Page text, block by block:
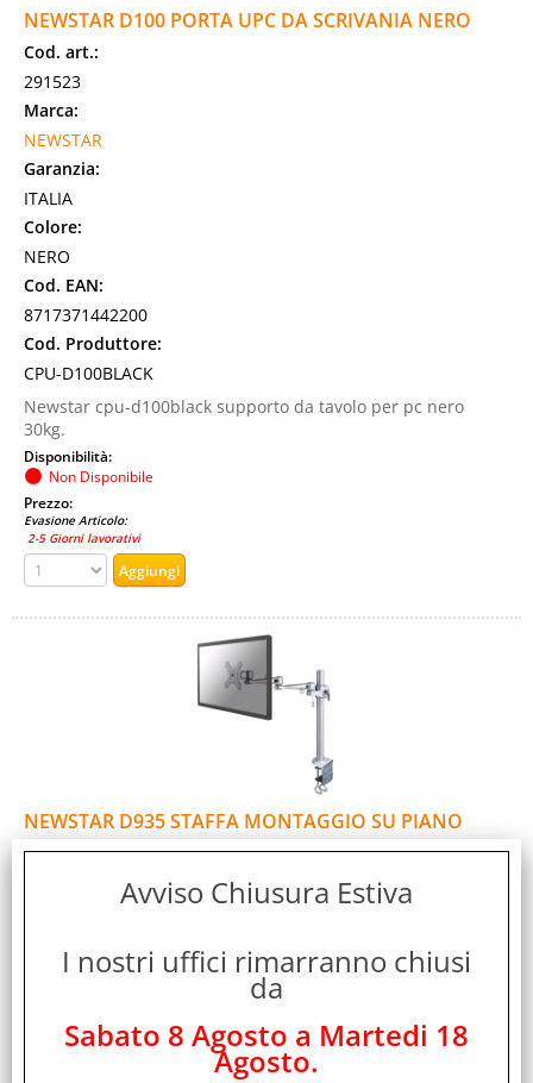
NEWSTAR D100 PORTA UPC DA SCRIVANIA NERO
Cod. art.:
291523
Marca:
NEWSTAR
Garanzia:
ITALIA
Colore:
NERO
Cod. EAN:
8717371442200
Cod. Produttore:
CPU-D100BLACK
Newstar cpu-d100black supporto da tavolo per pc nero
30kg.
Disponibilità:
Non Disponibile
Prezzo:
Evasione Articolo:
2-5 Giorni lavorativi
NEWSTAR D935 STAFFA MONTAGGIO SU PIANO
PESO MAX 10KG MAX 26" COLORE SILVER
NEWSTAR
ITALIA
Colore:
Avviso Chiusura Estiva
I nostri uffici rimarranno chiusi
da
Sabato 8 Agosto a Martedi 18
Agosto.